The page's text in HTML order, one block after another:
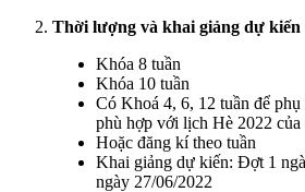
Thời lượng và khai giảng dự kiến
Khóa 8 tuần
Khóa 10 tuần
Có Khoá 4, 6, 12 tuần để
phù hợp với lịch Hè 2022 của
Hoặc đăng kí theo tuần
Khai giảng dự kiến: Đợt 1
ngày 27/06/2022